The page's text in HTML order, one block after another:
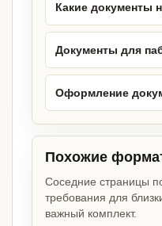
Какие документы
Документы для
Оформление
Похожие
Соседние страницы
требования для
важный комплект.